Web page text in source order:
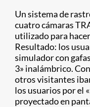
Un sistema de
cuatro cámaras
utilizado para
Resultado: los
simulador con
3» inalámbrico.
otros visitantes
los usuarios por el
proyectado en